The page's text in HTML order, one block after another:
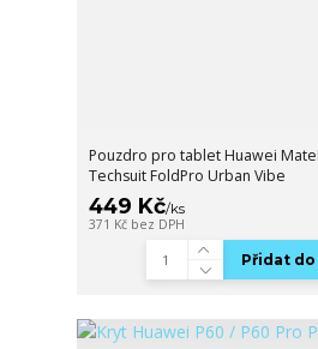
Pouzdro pro tablet Huawei
Techsuit FoldPro Urban Vibe
449 Kč/ks
371 Kč bez DPH
Přidat